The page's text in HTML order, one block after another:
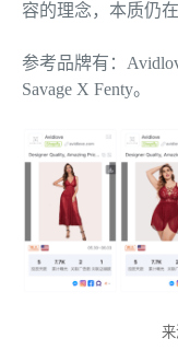
容的理念，本质仍
参考品牌有：
Savage X Fenty。
来